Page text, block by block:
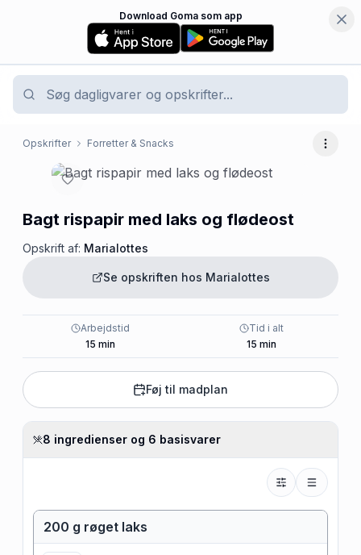
Download Goma som app
Opskrifter Forretter & Snacks Flere
Bagt rispapir med laks og flødeost
Opskrift af: Marialottes
Se opskriften hos Marialottes
Arbejdstid
15 min
Tid i alt
15 min
Føj til madplan
8 ingredienser og 6 basisvarer
200 g røget laks